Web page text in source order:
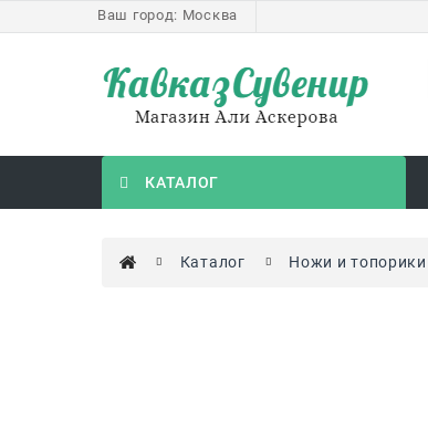
Ваш город: Москва
КАТАЛОГ
Каталог Ножи и топорики